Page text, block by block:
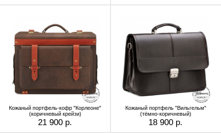
Кожаный портфель-кофр "Корлеоне"
(коричневый крейзи)
21 900 р.
Кожаный портфель "Вильгельм"
(тёмно-коричневый)
18 900 р.